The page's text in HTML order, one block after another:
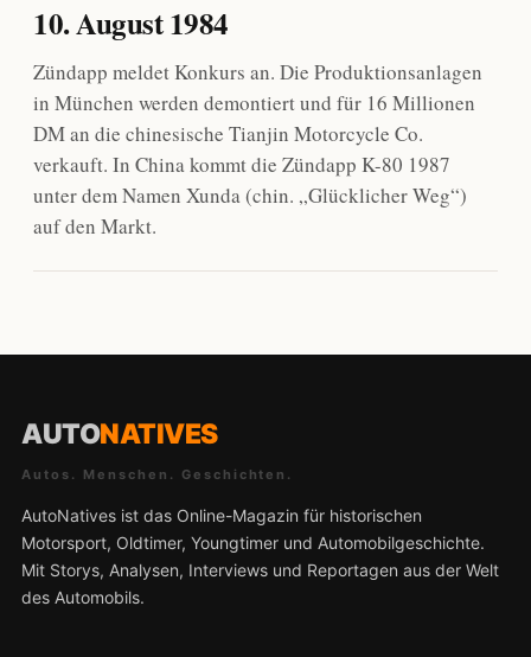
10. August 1984
Zündapp meldet Konkurs an. Die Produktionsanlagen
in München werden demontiert und für 16 Millionen
DM an die chinesische Tianjin Motorcycle Co.
verkauft. In China kommt die Zündapp K-80 1987
unter dem Namen Xunda (chin. „Glücklicher Weg“)
auf den Markt.
AUTONATIVES
Autos. Menschen. Geschichten.
AutoNatives ist das Online-Magazin für historischen
Motorsport, Oldtimer, Youngtimer und Automobilgeschichte.
Mit Storys, Analysen, Interviews und Reportagen aus der Welt
des Automobils.